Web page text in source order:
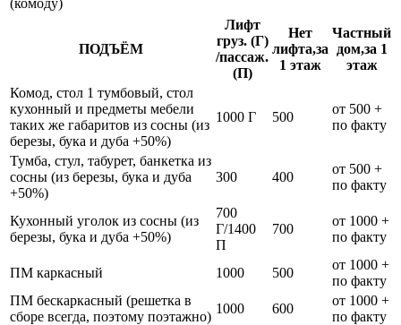
ПОДЪЁМ
Лифт
груз. (Г)
/пассаж.
(П)
Нет
лифта,за
1 этаж
Частный
дом,за 1
этаж
Комод, стол 1 тумбовый, стол
кухонный и предметы мебели
таких же габаритов из сосны (из
березы, бука и дуба +50%)
1000 Г 500
от 500 +
по факту
Тумба, стул, табурет, банкетка из
сосны (из березы, бука и дуба
+50%)
300 400
от 500 +
по факту
Кухонный уголок из сосны (из
березы, бука и дуба +50%)
700
Г/1400
П
700
от 1000 +
по факту
ПМ каркасный 1000 500
от 1000 +
по факту
ПМ бескаркасный (решетка в
сборе всегда, поэтому поэтажно)
1000 600
от 1000 +
по факту